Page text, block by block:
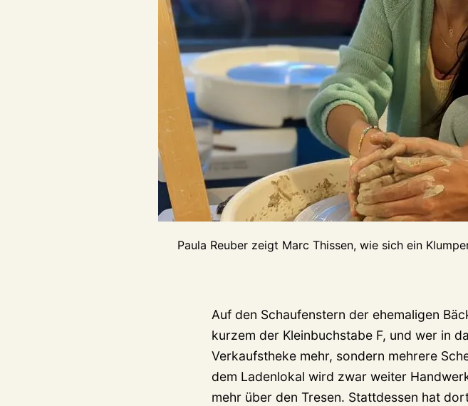
Paula Reuber zeigt Marc Thissen, wie sich ein
Auf den Schaufenstern der ehemaligen
kurzem der Kleinbuchstabe F, und wer in
Verkaufstheke mehr, sondern mehrere
dem Ladenlokal wird zwar weiter
mehr über den Tresen. Stattdessen hat